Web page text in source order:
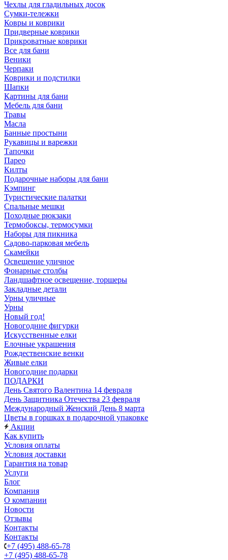
Чехлы для гладильных досок
Сумки-тележки
Ковры и коврики
Придверные коврики
Прикроватные коврики
Все для бани
Веники
Черпаки
Коврики и подстилки
Шапки
Картины для бани
Мебель для бани
Травы
Масла
Банные простыни
Рукавицы и варежки
Тапочки
Парео
Килты
Подарочные наборы для бани
Кэмпинг
Туристические палатки
Спальные мешки
Походные рюкзаки
Термобоксы, термосумки
Наборы для пикника
Садово-парковая мебель
Скамейки
Освещение уличное
Фонарные столбы
Ландшафтное освещение, торшеры
Закладные детали
Урны уличные
Урны
Новый год!
Новогодние фигурки
Искусственные елки
Елочные украшения
Рождественские венки
Живые елки
Новогодние подарки
ПОДАРКИ
День Святого Валентина 14 февраля
День Защитника Отечества 23 февраля
Международный Женский День 8 марта
Цветы в горшках в подарочной упаковке
Акции
Как купить
Условия оплаты
Условия доставки
Гарантия на товар
Услуги
Блог
Компания
О компании
Новости
Отзывы
Контакты
Контакты
+7 (495) 488-65-78
+7 (495) 488-65-78